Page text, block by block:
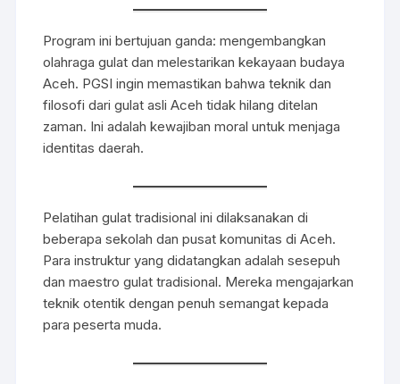
Program ini bertujuan ganda: mengembangkan
olahraga gulat dan melestarikan kekayaan budaya
Aceh. PGSI ingin memastikan bahwa teknik dan
filosofi dari gulat asli Aceh tidak hilang ditelan
zaman. Ini adalah kewajiban moral untuk menjaga
identitas daerah.
Pelatihan gulat tradisional ini dilaksanakan di
beberapa sekolah dan pusat komunitas di Aceh.
Para instruktur yang didatangkan adalah sesepuh
dan maestro gulat tradisional. Mereka mengajarkan
teknik otentik dengan penuh semangat kepada
para peserta muda.